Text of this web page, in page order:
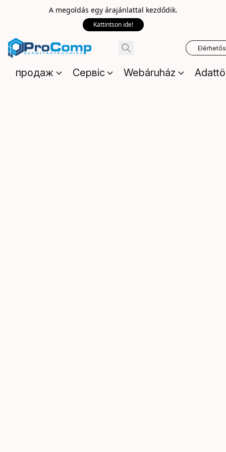
A megoldás egy árajánlattal kezdődik.
Kattintson ide!
продаж Сервіс Webáruház